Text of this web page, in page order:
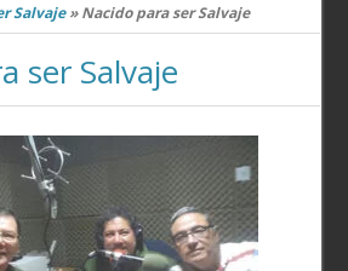
Salvaje»Nacido para ser Salvaje
ser Salvaje